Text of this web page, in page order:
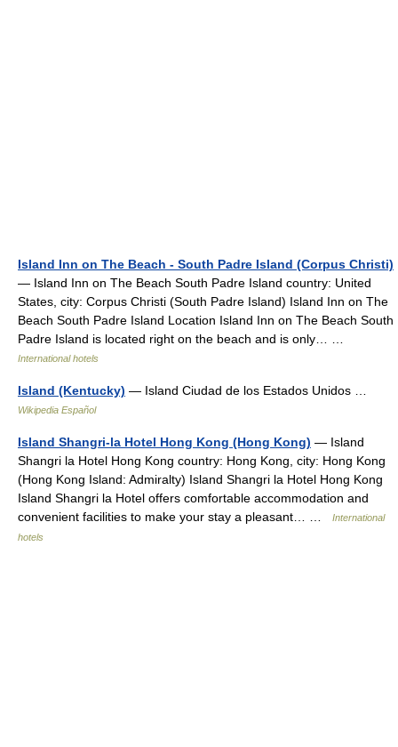
Island Inn on The Beach - South Padre Island (Corpus Christi)
— Island Inn on The Beach South Padre Island country: United
States, city: Corpus Christi (South Padre Island) Island Inn on The
Beach South Padre Island Location Island Inn on The Beach South
Padre Island is located right on the beach and is only… …
International hotels
Island (Kentucky) — Island Ciudad de los Estados Unidos …
Wikipedia Español
Island Shangri-la Hotel Hong Kong (Hong Kong) — Island
Shangri la Hotel Hong Kong country: Hong Kong, city: Hong Kong
(Hong Kong Island: Admiralty) Island Shangri la Hotel Hong Kong
Island Shangri la Hotel offers comfortable accommodation and
convenient facilities to make your stay a pleasant… …
International
hotels